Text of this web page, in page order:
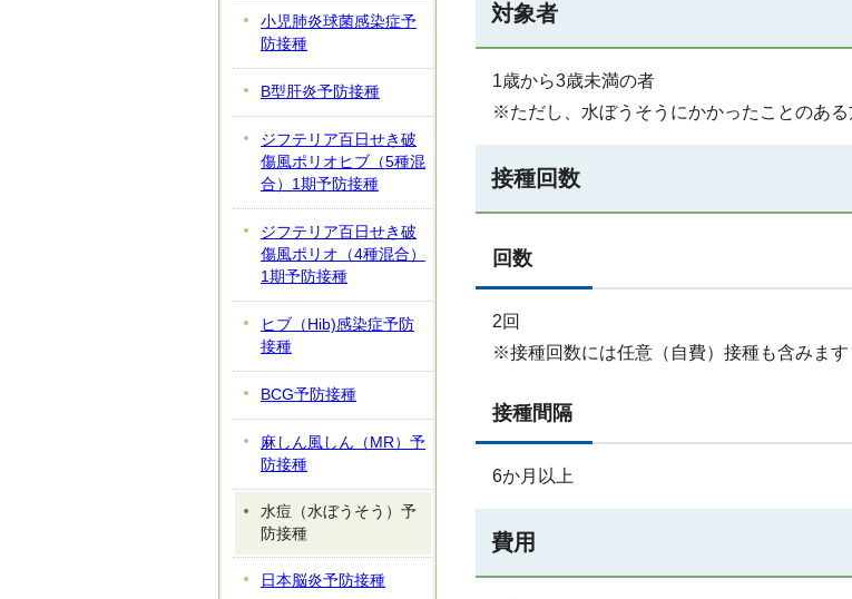
対象者
1歳から3歳未満の者
※ただし、水ぼうそうにかかったことのある
接種回数
回数
2回
※接種回数には任意（自費）接種も含みます
接種間隔
6か月以上
費用
小児肺炎球菌感染症予
防接種
B型肝炎予防接種
ジフテリア百日せき破
傷風ポリオヒブ（5種混
合）1期予防接種
ジフテリア百日せき破
傷風ポリオ（4種混合）
1期予防接種
ヒブ（Hib)感染症予防
接種
BCG予防接種
麻しん風しん（MR）予
防接種
水痘（水ぼうそう）予
防接種
日本脳炎予防接種